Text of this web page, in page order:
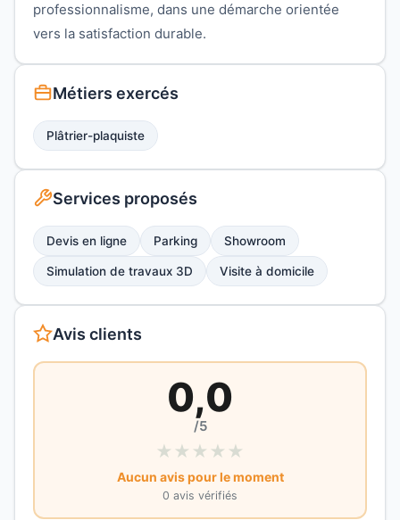
professionnalisme, dans une démarche orientée
vers la satisfaction durable.
Métiers exercés
Plâtrier-plaquiste
Services proposés
Devis en ligne Parking Showroom
Simulation de travaux 3D Visite à domicile
Avis clients
0,0
/5
★ ★ ★ ★ ★
Aucun avis pour le moment
0 avis vérifiés